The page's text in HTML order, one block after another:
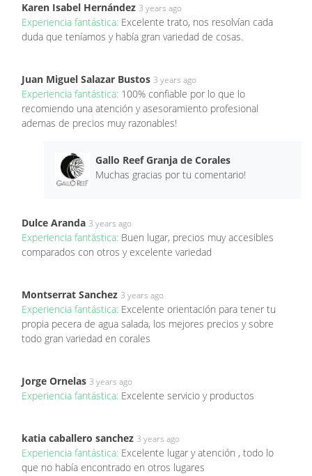
Karen Isabel Hernández 3 years ago
Experiencia fantástica: Excelente trato, nos resolvían cada
duda que teníamos y había gran variedad de cosas.
Juan Miguel Salazar Bustos 3 years ago
Experiencia fantástica: 100% confiable por lo que lo
recomiendo una atención y asesoramiento profesional
ademas de precios muy razonables!
Gallo Reef Granja de Corales
Muchas gracias por tu comentario!
Dulce Aranda 3 years ago
Experiencia fantástica: Buen lugar, precios muy accesibles
comparados con otros y excelente variedad
Montserrat Sanchez 3 years ago
Experiencia fantástica: Excelente orientación para tener tu
propia pecera de agua salada, los mejores precios y sobre
todo gran variedad en corales
Jorge Ornelas 3 years ago
Experiencia fantástica: Excelente servicio y productos
katia caballero sanchez 3 years ago
Experiencia fantástica: Excelente lugar y atención , todo lo
que no había encontrado en otros lugares